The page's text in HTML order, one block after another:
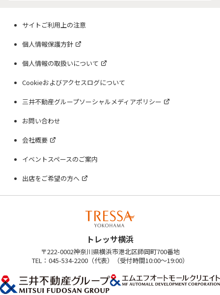
サイトご利用上の注意
個人情報保護方針
個人情報の取扱いについて
Cookieおよびアクセスログについて
三井不動産グループソーシャルメディアポリシー
お問い合わせ
会社概要
イベントスペースのご案内
出店をご希望の方へ
トレッサ横浜
〒222-0002神奈川県横浜市港北区師岡町700番地
TEL：045-534-2200（代表）（受付時間10:00～19:00）